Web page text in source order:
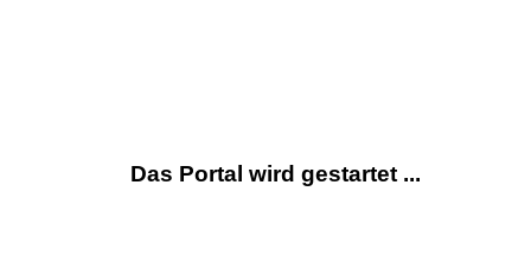
Das Portal wird gestartet ...